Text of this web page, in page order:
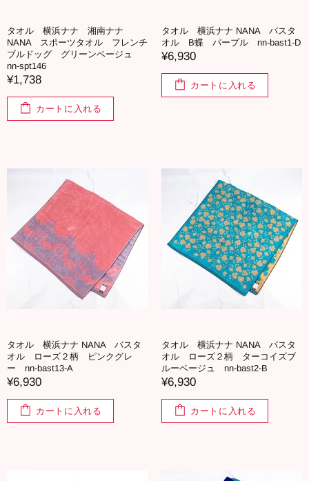
タオル 横浜ナナ 湘南ナナ
NANA スポーツタオル フレンチ
ブルドッグ グリーンベージュ
nn-spt146
¥1,738
カートに入れる
タオル 横浜ナナ NANA バスタ
オル B蝶 パープル nn-bast1-D
¥6,930
カートに入れる
タオル 横浜ナナ NANA バスタ
オル ローズ２柄 ピンクグレ
ー nn-bast13-A
¥6,930
カートに入れる
タオル 横浜ナナ NANA バスタ
オル ローズ２柄 ターコイズブ
ルーベージュ nn-bast2-B
¥6,930
カートに入れる